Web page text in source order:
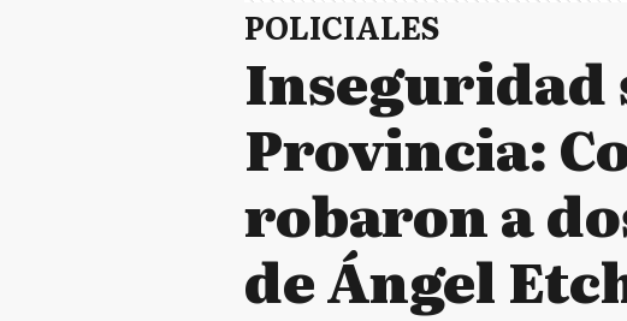
POLICIALES
Inseguridad
Provincia:
robaron a
de Ángel